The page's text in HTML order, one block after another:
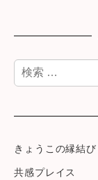
検
索
きょうこの縁結び
共感プレイス